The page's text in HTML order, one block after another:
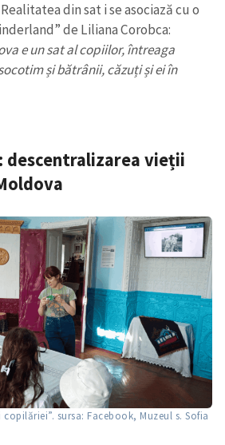
din sat i se asociază cu o
de Liliana Corobca:
e un sat al copiilor, întreaga
și bătrânii, căzuți și ei în
descentralizarea vieții
sursa: Facebook, Muzeul s. Sofia